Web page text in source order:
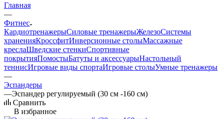
Главная
—
Фитнес
КардиотренажерыСиловые тренажерыЖелезоСистемы
храненияКроссфитИнверсионные столыМассажные
креслаШведские стенкиСпортивные
покрытияПомостыБатуты и аксессуарыНастольный
теннисИгровые виды спортаИгровые столыУмные тренажеры
—
Эспандеры
—Эспандер регулируемый (30 см -160 см)
Сравнить
В избранное